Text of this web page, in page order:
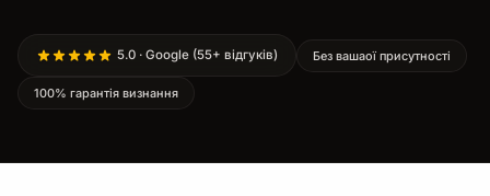
5.0 · Google (55+ відгуків) Без вашаої присутності
100% гарантія визнання